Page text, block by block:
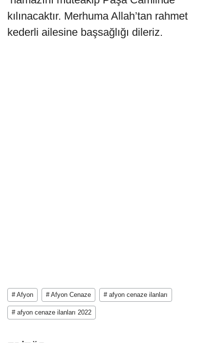
kılınacaktır. Merhuma Allah’tan rahmet
kederli ailesine başsağlığı dileriz.
# Afyon # Afyon Cenaze # afyon cenaze ilanları
# afyon cenaze ilanları 2022